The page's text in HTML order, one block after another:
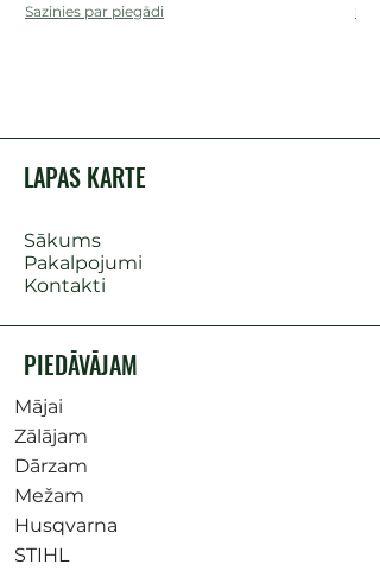
Sazinies par piegādi
LAPAS KARTE
Sākums
Pakalpojumi
Kontakti
PIEDĀVĀJAM
Mājai
Zālājam
Dārzam
Mežam
Husqvarna
STIHL